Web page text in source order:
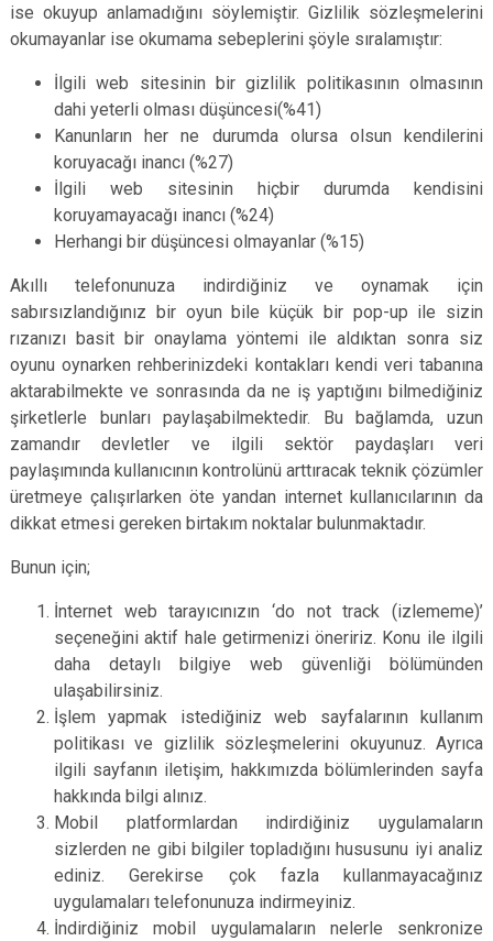
ise okuyup anlamadığını söylemiştir. Gizlilik sözleşmelerini
okumayanlar ise okumama sebeplerini şöyle sıralamıştır:
İlgili web sitesinin bir gizlilik politikasının olmasının
dahi yeterli olması düşüncesi(%41)
Kanunların her ne durumda olursa olsun kendilerini
koruyacağı inancı (%27)
İlgili web sitesinin hiçbir durumda kendisini
koruyamayacağı inancı (%24)
Herhangi bir düşüncesi olmayanlar (%15)
Akıllı telefonunuza indirdiğiniz ve oynamak için
sabırsızlandığınız bir oyun bile küçük bir pop-up ile sizin
rızanızı basit bir onaylama yöntemi ile aldıktan sonra siz
oyunu oynarken rehberinizdeki kontakları kendi veri tabanına
aktarabilmekte ve sonrasında da ne iş yaptığını bilmediğiniz
şirketlerle bunları paylaşabilmektedir. Bu bağlamda, uzun
zamandır devletler ve ilgili sektör paydaşları veri
paylaşımında kullanıcının kontrolünü arttıracak teknik çözümler
üretmeye çalışırlarken öte yandan internet kullanıcılarının da
dikkat etmesi gereken birtakım noktalar bulunmaktadır.
Bunun için;
İnternet web tarayıcınızın ‘do not track (izlememe)’
seçeneğini aktif hale getirmenizi öneririz. Konu ile ilgili
daha detaylı bilgiye web güvenliği bölümünden
ulaşabilirsiniz.
İşlem yapmak istediğiniz web sayfalarının kullanım
politikası ve gizlilik sözleşmelerini okuyunuz. Ayrıca
ilgili sayfanın iletişim, hakkımızda bölümlerinden sayfa
hakkında bilgi alınız.
Mobil platformlardan indirdiğiniz uygulamaların
sizlerden ne gibi bilgiler topladığını hususunu iyi analiz
ediniz. Gerekirse çok fazla kullanmayacağınız
uygulamaları telefonunuza indirmeyiniz.
İndirdiğiniz mobil uygulamaların nelerle senkronize